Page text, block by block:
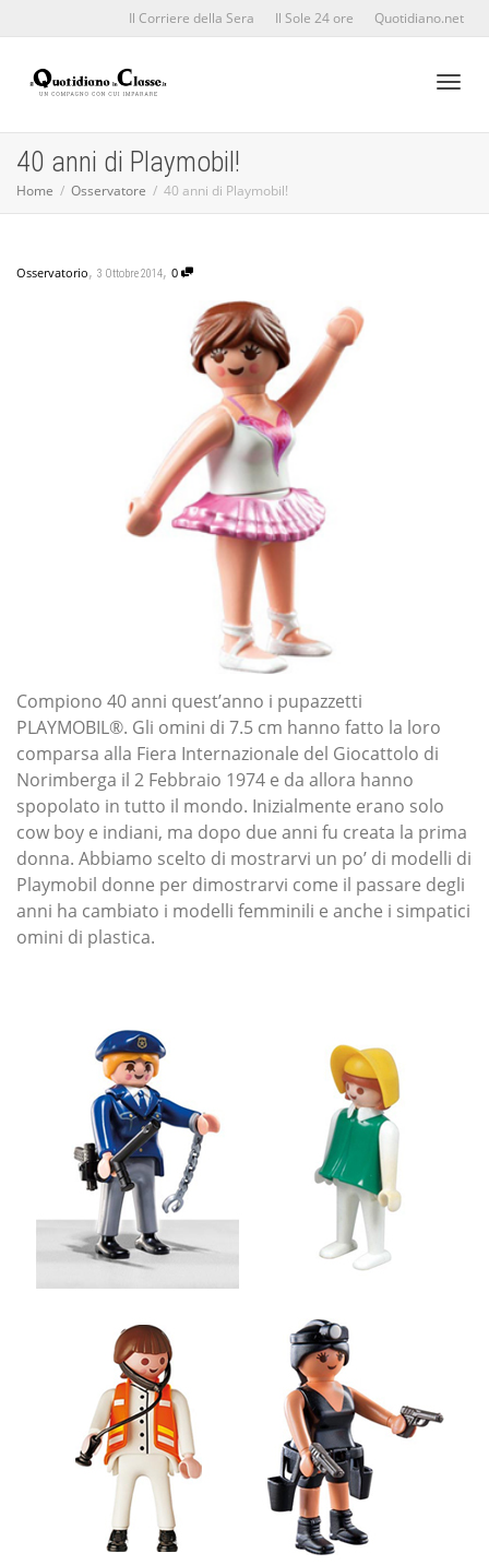
Il Corriere della Sera Il Sole 24 ore Quotidiano.net
40 anni di Playmobil!
Home Osservatore 40 anni di Playmobil!
Osservatorio, 3 Ottobre 2014, 0
Compiono 40 anni quest’anno i pupazzetti
PLAYMOBIL®. Gli omini di 7.5 cm hanno fatto la loro
comparsa alla Fiera Internazionale del Giocattolo di
Norimberga il 2 Febbraio 1974 e da allora hanno
spopolato in tutto il mondo. Inizialmente erano solo
cow boy e indiani, ma dopo due anni fu creata la prima
donna. Abbiamo scelto di mostrarvi un po’ di modelli di
Playmobil donne per dimostrarvi come il passare degli
anni ha cambiato i modelli femminili e anche i simpatici
omini di plastica.